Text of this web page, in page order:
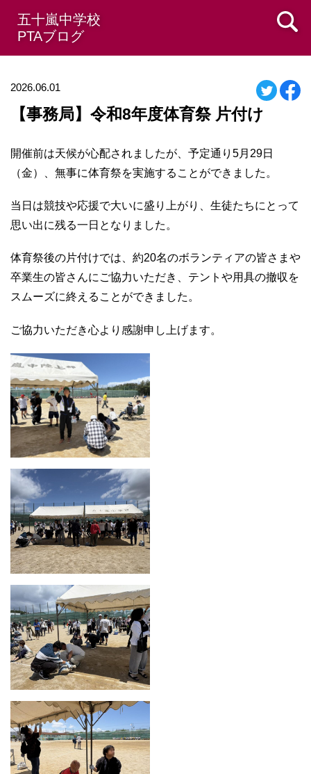
五十嵐中学校
PTAブログ
2026.06.01
【事務局】令和8年度体育祭 片付け
開催前は天候が心配されましたが、予定通り5月29日
（金）、無事に体育祭を実施することができました。
当日は競技や応援で大いに盛り上がり、生徒たちにとって
思い出に残る一日となりました。
体育祭後の片付けでは、約20名のボランティアの皆さまや
卒業生の皆さんにご協力いただき、テントや用具の撤収を
スムーズに終えることができました。
ご協力いただき心より感謝申し上げます。